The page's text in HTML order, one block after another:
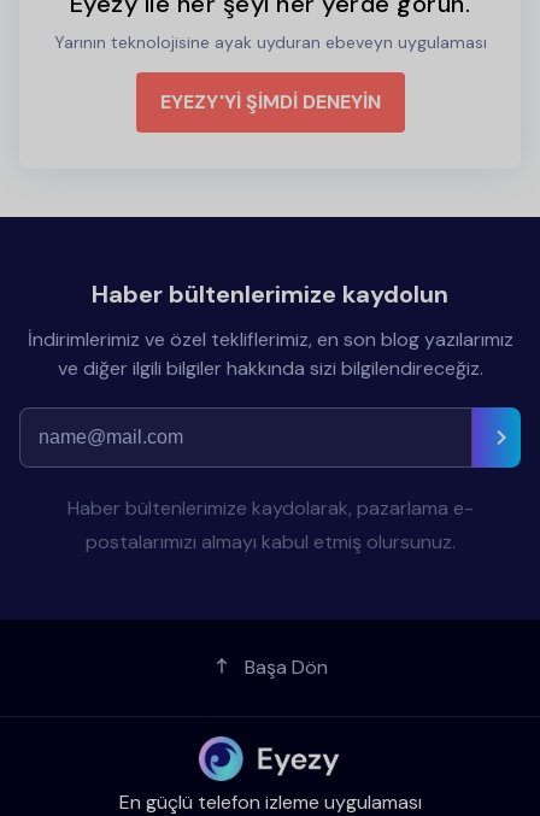
Yarının teknolojisine ayak uyduran ebeveyn uygulaması
EYEZY'Yİ ŞİMDİ DENEYİN
Haber bültenlerimize kaydolun
İndirimlerimiz ve özel tekliflerimiz, en son blog yazılarımız
ve diğer ilgili bilgiler hakkında sizi bilgilendireceğiz.
Haber bültenlerimize kaydolarak, pazarlama e-
postalarımızı almayı kabul etmiş olursunuz.
Başa Dön
En güçlü telefon izleme uygulaması